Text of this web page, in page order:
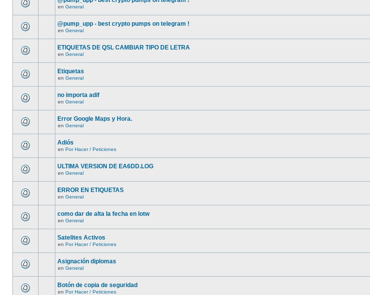
en General
@pump_upp - best crypto pumps on telegram !
en General
ETIQUETAS DE QSL CAMBIAR TIPO DE LETRA
en General
Etiquetas
en General
no importa adif
en General
Error Google Maps y Hora.
en General
Adiós
en Por Hacer / Peticiones
ULTIMA VERSION DE EA6DD.LOG
en General
ERROR EN ETIQUETAS
en General
como dar de alta la fecha en lotw
en General
Satelites Activos
en Por Hacer / Peticiones
Asignación diplomas
en General
Botón de copia de seguridad
en Por Hacer / Peticiones